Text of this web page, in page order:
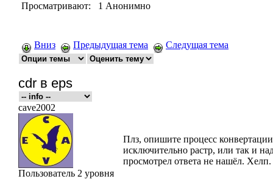
Просматривают: 1 Анонимно
Вниз Предыдущая тема Следущая тема
cdr в eps
cave2002
Пользователь 2 уровня
Плз, опишите процесс
исключительно растр, или так и
просмотрел ответа не нашёл. Хелп.